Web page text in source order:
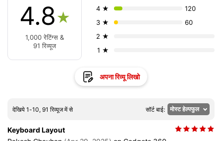
4.8★
1,000 रेटिंग्स &
91 रिव्यूज
4 ★
120
3 ★
60
2 ★
1 ★
अपना रिव्यू लिखो
देखिये 1-10, 91 रिव्यूज में से सॉर्ट बाई:
Keyboard Layout